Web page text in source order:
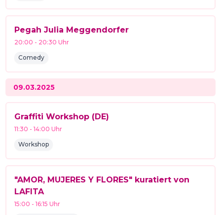
Pegah Julia Meggendorfer
20:00 - 20:30 Uhr
Comedy
09.03.2025
Graffiti Workshop (DE)
11:30 -14:00 Uhr
Workshop
"AMOR, MUJERES Y FLORES" kuratiert von
LAFITA
15:00 -16:15 Uhr